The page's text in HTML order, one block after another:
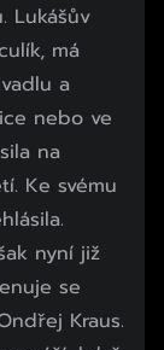
Lukášův
má
a
nebo ve
na
Ke svému
nyní již
se
Kraus.